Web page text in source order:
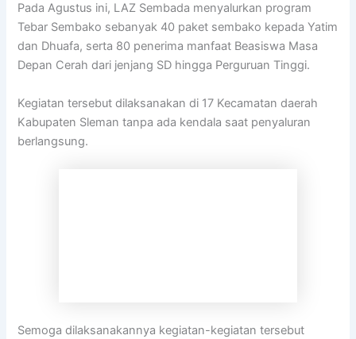
Pada Agustus ini, LAZ Sembada menyalurkan program
Tebar Sembako sebanyak 40 paket sembako kepada Yatim
dan Dhuafa, serta 80 penerima manfaat Beasiswa Masa
Depan Cerah dari jenjang SD hingga Perguruan Tinggi.
Kegiatan tersebut dilaksanakan di 17 Kecamatan daerah
Kabupaten Sleman tanpa ada kendala saat penyaluran
berlangsung.
Semoga dilaksanakannya kegiatan-kegiatan tersebut